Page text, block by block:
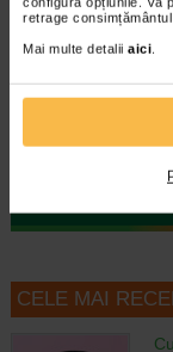
retrage
Mai multe detalii aici.
Gerovital Kids Ulei
Beneficii Gerovital
ingrijire Bebe: Uleiul
combate uscaciunea
CELE MAI